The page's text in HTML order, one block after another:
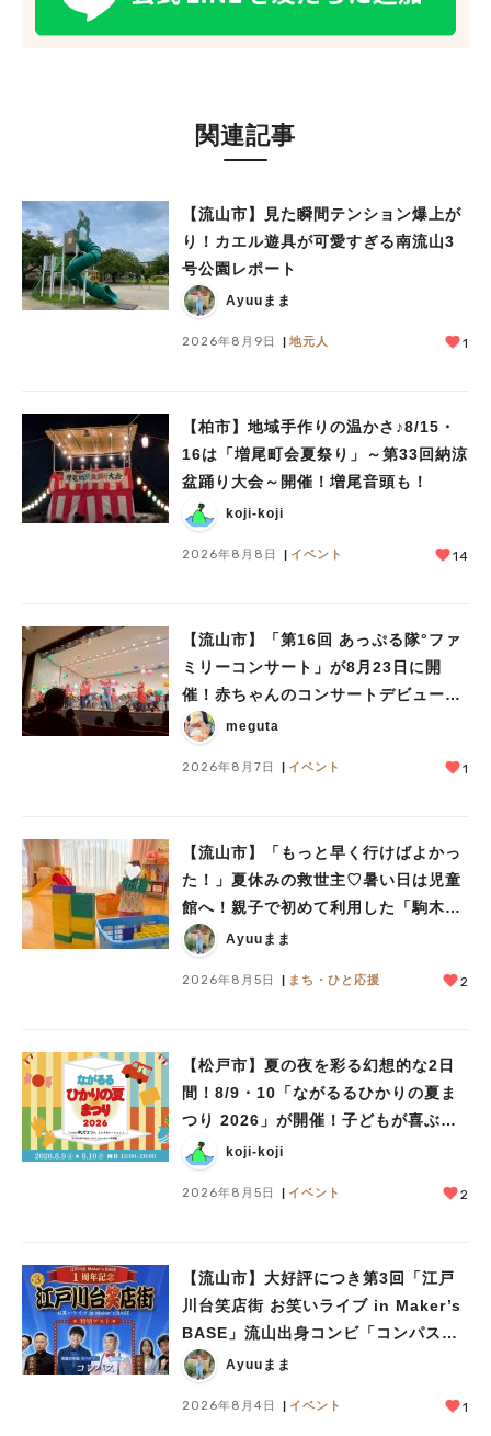
関連記事
【流山市】見た瞬間テンション爆上が
り！カエル遊具が可愛すぎる南流山3
号公園レポート
Ayuuまま
2026年8月9日 地元人 1
【柏市】地域手作りの温かさ♪8/15・
16は「増尾町会夏祭り」～第33回納涼
盆踊り大会～開催！増尾音頭も！
koji-koji
2026年8月8日 イベント 14
【流山市】「第16回 あっぷる隊°ファ
ミリーコンサート」が8月23日に開
催！赤ちゃんのコンサートデビューに
も♪
meguta
2026年8月7日 イベント 1
【流山市】「もっと早く行けばよかっ
た！」夏休みの救世主♡暑い日は児童
館へ！親子で初めて利用した「駒木台
児童館」レポート
Ayuuまま
2026年8月5日 まち・ひと応援 2
【松戸市】夏の夜を彩る幻想的な2日
間！8/9・10「ながるるひかりの夏ま
つり 2026」が開催！子どもが喜ぶワ
ークショップや限定ヒーローショーも
koji-koji
2026年8月5日 イベント 2
【流山市】大好評につき第3回「江戸
川台笑店街 お笑いライブ in Maker’s
BASE」流山出身コンビ「コンパス」
も登場！8/23（日）
Ayuuまま
2026年8月4日 イベント 1
人気のキーワード
#ラーメン#ショッピング #カフェ#スイーツ #パン#カレー #柏駅
#イベント #公園#教えたい／教えて投稿記事